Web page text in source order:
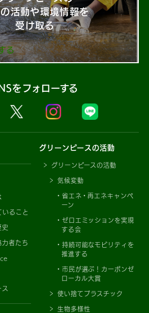
活動や環境情報を
受け取る
る
をフォローする
いること
史
力者たち
グリーンピースの活動
グリーンピースの活動
気候変動
省エネ・再エネキャンペ
ーン
ゼロエミッションを実現
する会
持続可能なモビリティを
推進する
市民が選ぶ！カーボンゼ
ローカル大賞
使い捨てプラスチック
生物多様性